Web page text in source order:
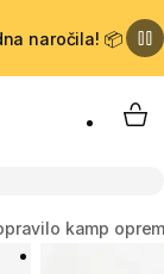
naročila! 📦
kamp